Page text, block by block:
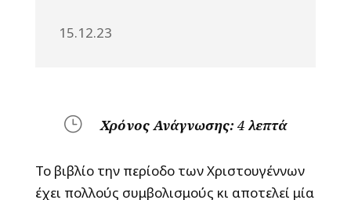
15.12.23
} Χρόνος Ανάγνωσης: 4 λεπτά
Το βιβλίο την περίοδο των Χριστουγέννων
έχει πολλούς συμβολισμούς κι αποτελεί μία